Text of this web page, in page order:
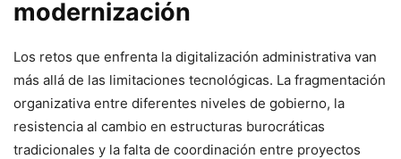
modernización
Los retos que enfrenta la digitalización administrativa van
más allá de las limitaciones tecnológicas. La fragmentación
organizativa entre diferentes niveles de gobierno, la
resistencia al cambio en estructuras burocráticas
tradicionales y la falta de coordinación entre proyectos